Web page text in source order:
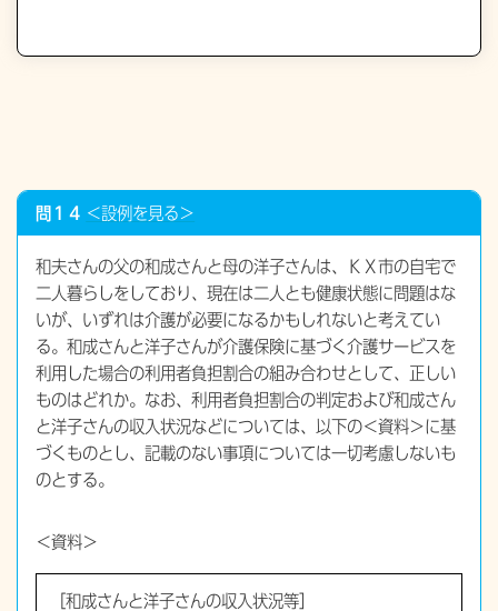
問１４ ＜設例を見る＞
和夫さんの父の和成さんと母の洋子さんは、ＫＸ市の自宅で
二人暮らしをしており、現在は二人とも健康状態に問題はな
いが、いずれは介護が必要になるかもしれないと考えてい
る。和成さんと洋子さんが介護保険に基づく介護サービスを
利用した場合の利用者負担割合の組み合わせとして、正しい
ものはどれか。なお、利用者負担割合の判定および和成さん
と洋子さんの収入状況などについては、以下の＜資料＞に基
づくものとし、記載のない事項については一切考慮しないも
のとする。
＜資料＞
［和成さんと洋子さんの収入状況等］